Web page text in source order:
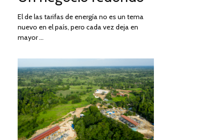
DE
2022
El de las tarifas de energía no es un tema
nuevo en el país, pero cada vez deja en
mayor …